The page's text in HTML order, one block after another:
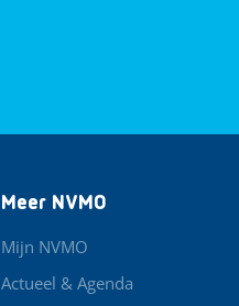
Meer NVMO
Mijn NVMO
Actueel & Agenda